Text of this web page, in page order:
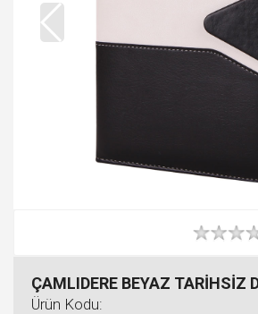
ÇAMLIDERE BEYAZ TARİHSİZ
Ürün Kodu: